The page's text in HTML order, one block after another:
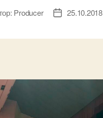
Producer
Дата25.10.2018